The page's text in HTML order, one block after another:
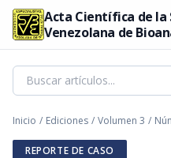
Acta Científica de la
Venezolana de
Especialistas
Inicio / Ediciones / Volumen 3 /
REPORTE DE CASO